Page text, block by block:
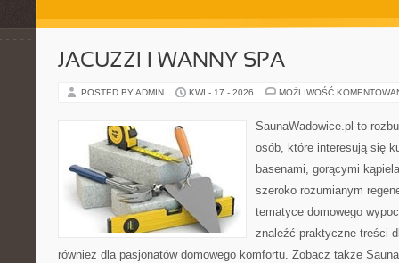
JACUZZI I WANNY SPA
POSTED BY ADMIN KWI - 17 - 2026 MOŻLIWOŚĆ
SaunaWadowice.pl to
osób, które interesują się
basenami, gorącymi
szeroko rozumianym
tematyce domowego
znaleźć praktyczne treści
również dla pasjonatów domowego komfortu. Zobacz także